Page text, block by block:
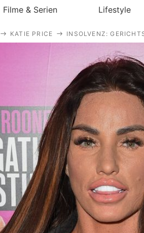
Royals
Stars
Filme & Serien
Lifestyle
Familie & Liebe
Promiflash
Alle Themen auf
Jobs
App runterladen
Filme & Serien Lifestyle
KATIE PRICE INSOLVENZ: